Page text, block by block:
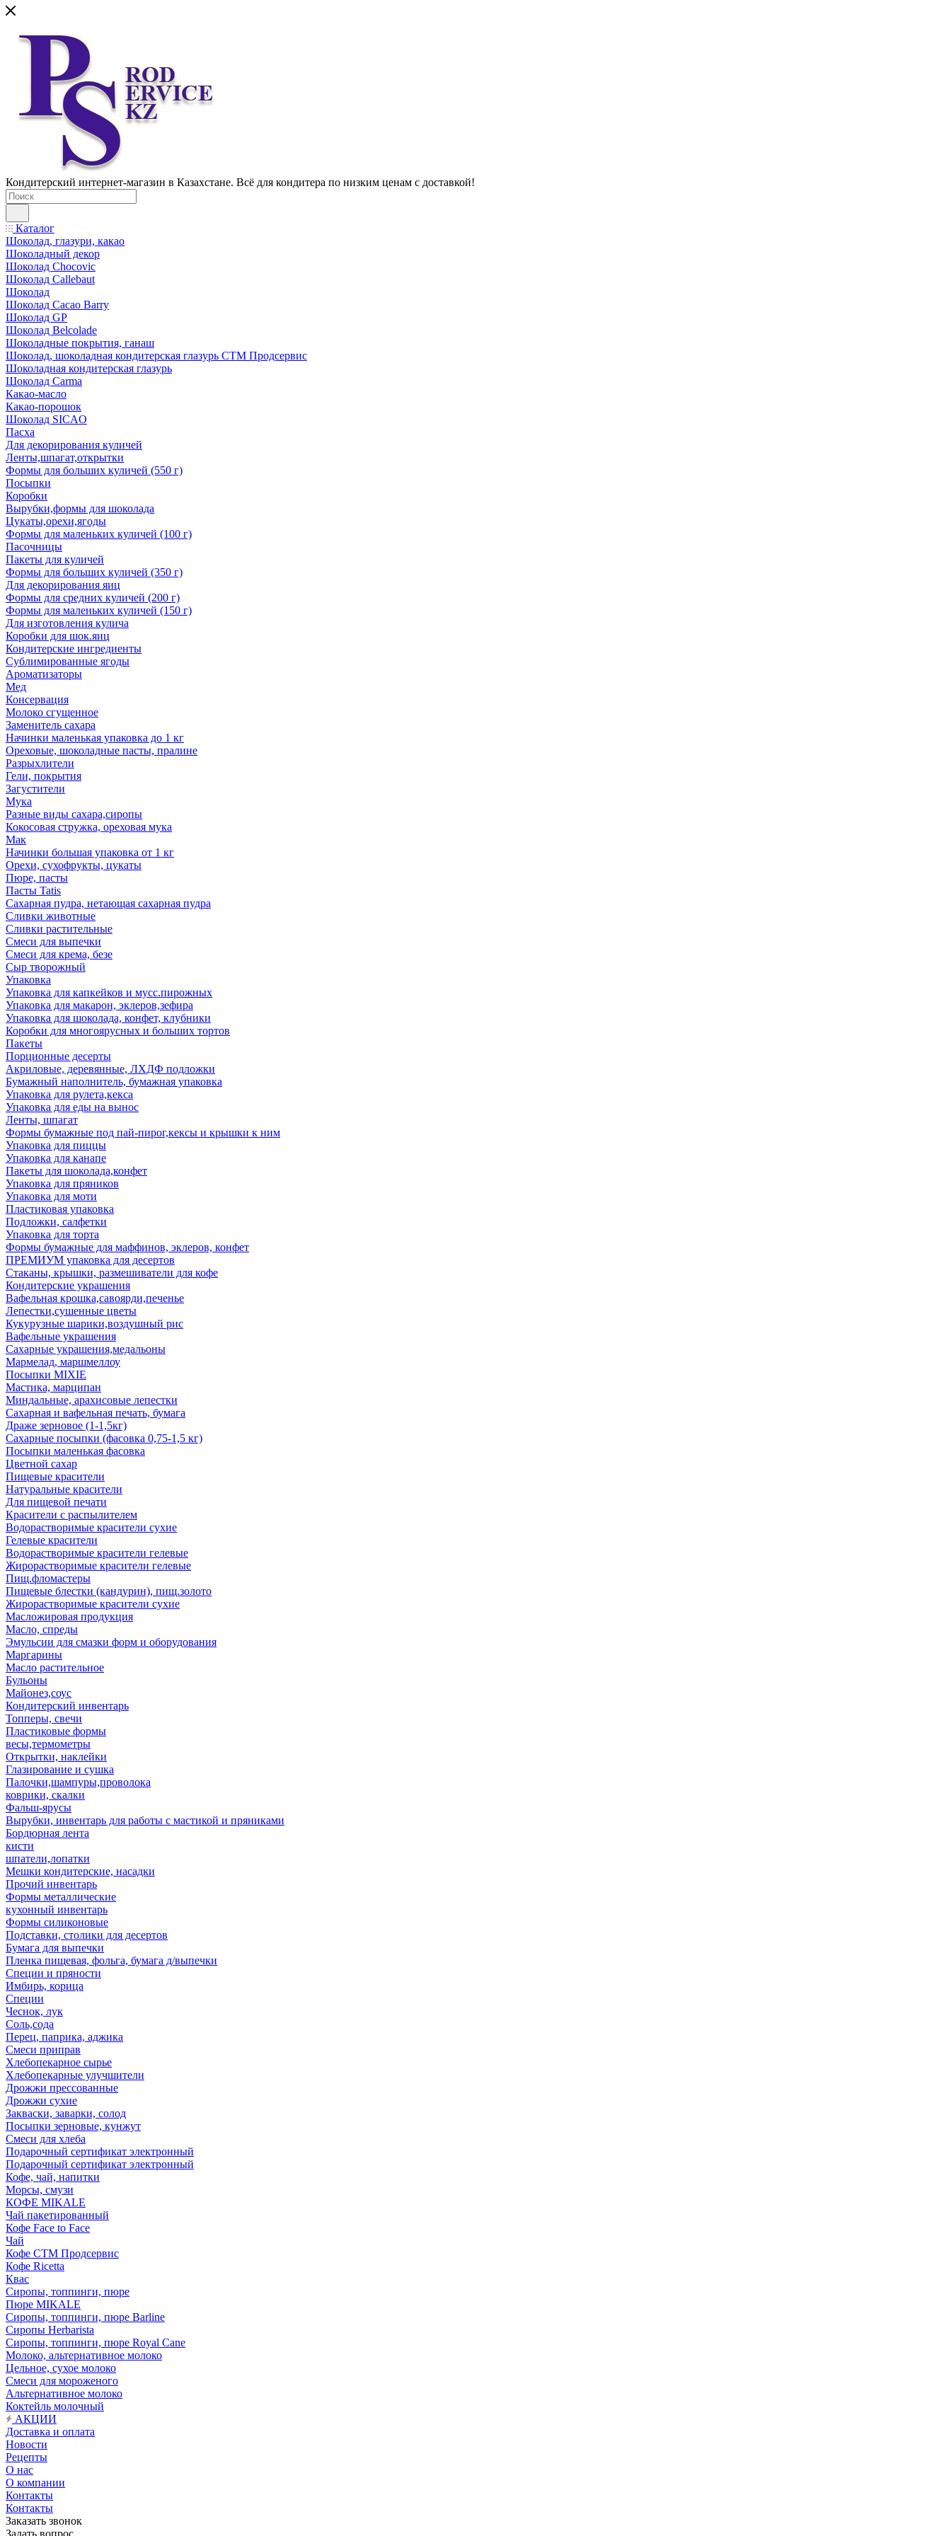
Кондитерский интернет-магазин в Казахстане. Всё для кондитера по низким ценам с доставкой!
Каталог
Шоколад, глазури, какао
Шоколадный декор
Шоколад Chocovic
Шоколад Callebaut
Шоколад
Шоколад Cacao Barry
Шоколад GP
Шоколад Belcolade
Шоколадные покрытия, ганаш
Шоколад, шоколадная кондитерская глазурь СТМ Продсервис
Шоколадная кондитерская глазурь
Шоколад Carma
Какао-масло
Какао-порошок
Шоколад SICAO
Пасха
Для декорирования куличей
Ленты,шпагат,открытки
Формы для больших куличей (550 г)
Посыпки
Коробки
Вырубки,формы для шоколада
Цукаты,орехи,ягоды
Формы для маленьких куличей (100 г)
Пасочницы
Пакеты для куличей
Формы для больших куличей (350 г)
Для декорирования яиц
Формы для средних куличей (200 г)
Формы для маленьких куличей (150 г)
Для изготовления кулича
Коробки для шок.яиц
Кондитерские ингредиенты
Сублимированные ягоды
Ароматизаторы
Мед
Консервация
Молоко сгущенное
Заменитель сахара
Начинки маленькая упаковка до 1 кг
Ореховые, шоколадные пасты, пралине
Разрыхлители
Гели, покрытия
Загустители
Мука
Разные виды сахара,сиропы
Кокосовая стружка, ореховая мука
Мак
Начинки большая упаковка от 1 кг
Орехи, сухофрукты, цукаты
Пюре, пасты
Пасты Tatis
Сахарная пудра, нетающая сахарная пудра
Сливки животные
Сливки растительные
Смеси для выпечки
Смеси для крема, безе
Сыр творожный
Упаковка
Упаковка для капкейков и мусс.пирожных
Упаковка для макарон, эклеров,зефира
Упаковка для шоколада, конфет, клубники
Коробки для многоярусных и больших тортов
Пакеты
Порционные десерты
Акриловые, деревянные, ЛХДФ подложки
Бумажный наполнитель, бумажная упаковка
Упаковка для рулета,кекса
Упаковка для еды на вынос
Ленты, шпагат
Формы бумажные под пай-пирог,кексы и крышки к ним
Упаковка для пиццы
Упаковка для канапе
Пакеты для шоколада,конфет
Упаковка для пряников
Упаковка для моти
Пластиковая упаковка
Подложки, салфетки
Упаковка для торта
Формы бумажные для маффинов, эклеров, конфет
ПРЕМИУМ упаковка для десертов
Стаканы, крышки, размешиватели для кофе
Кондитерские украшения
Вафельная крошка,савоярди,печенье
Лепестки,сушенные цветы
Кукурузные шарики,воздушный рис
Вафельные украшения
Сахарные украшения,медальоны
Мармелад, маршмеллоу
Посыпки MIXIE
Мастика, марципан
Миндальные, арахисовые лепестки
Сахарная и вафельная печать, бумага
Драже зерновое (1-1,5кг)
Сахарные посыпки (фасовка 0,75-1,5 кг)
Посыпки маленькая фасовка
Цветной сахар
Пищевые красители
Натуральные красители
Для пищевой печати
Красители с распылителем
Водорастворимые красители сухие
Гелевые красители
Водорастворимые красители гелевые
Жирорастворимые красители гелевые
Пищ.фломастеры
Пищевые блестки (кандурин), пищ.золото
Жирорастворимые красители сухие
Масложировая продукция
Масло, спреды
Эмульсии для смазки форм и оборудования
Маргарины
Масло растительное
Бульоны
Майонез,соус
Кондитерский инвентарь
Топперы, свечи
Пластиковые формы
весы,термометры
Открытки, наклейки
Глазирование и сушка
Палочки,шампуры,проволока
коврики, скалки
Фальш-ярусы
Вырубки, инвентарь для работы с мастикой и пряниками
Бордюрная лента
кисти
шпатели,лопатки
Мешки кондитерские, насадки
Прочий инвентарь
Формы металлические
кухонный инвентарь
Формы силиконовые
Подставки, столики для десертов
Бумага для выпечки
Пленка пищевая, фольга, бумага д/выпечки
Специи и пряности
Имбирь, корица
Специи
Чеснок, лук
Соль,сода
Перец, паприка, аджика
Смеси приправ
Хлебопекарное сырье
Хлебопекарные улучшители
Дрожжи прессованные
Дрожжи сухие
Закваски, заварки, солод
Посыпки зерновые, кунжут
Смеси для хлеба
Подарочный сертификат электронный
Подарочный сертификат электронный
Кофе, чай, напитки
Морсы, смузи
КОФЕ MIKALE
Чай пакетированный
Кофе Face to Face
Чай
Кофе СТМ Продсервис
Кофе Ricetta
Квас
Сиропы, топпинги, пюре
Пюре MIKALE
Сиропы, топпинги, пюре Barline
Сиропы Herbarista
Сиропы, топпинги, пюре Royal Cane
Молоко, альтернативное молоко
Цельное, сухое молоко
Смеси для мороженого
Альтернативное молоко
Коктейль молочный
АКЦИИ
Доставка и оплата
Новости
Рецепты
О нас
О компании
Контакты
Контакты
Заказать звонок
Задать вопрос